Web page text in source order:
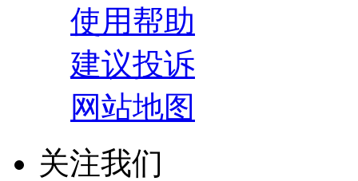
使用帮助
建议投诉
网站地图
关注我们